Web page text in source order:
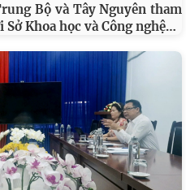
Bộ và Tây Nguyên tham
Khoa học và Công nghệ…